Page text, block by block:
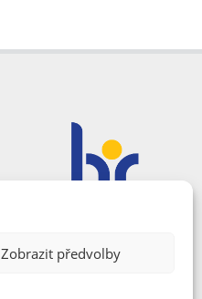
Zobrazit předvolby